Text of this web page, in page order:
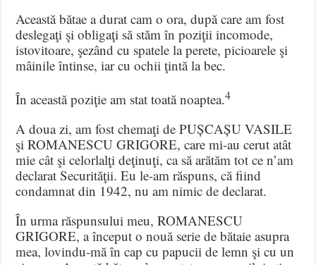
Această bătae a durat cam o ora, după care am fost
deslegaţi şi obligaţi să stăm în poziţii incomode,
istovitoare, şezând cu spatele la perete, picioarele şi
mâinile întinse, iar cu ochii ţintă la bec.
În această poziţie am stat toată noaptea.4
A doua zi, am fost chemaţi de PUȘCAȘU VASILE
şi ROMANESCU GRIGORE, care mi-au cerut atât
mie cât şi celorlalţi deţinuţi, ca să arătăm tot ce n’am
declarat Securităţii. Eu le-am răspuns, că fiind
condamnat din 1942, nu am nimic de declarat.
În urma răspunsului meu, ROMANESCU
GRIGORE, a început o nouă serie de bătaie asupra
mea, lovindu-mă în cap cu papucii de lemn şi cu un